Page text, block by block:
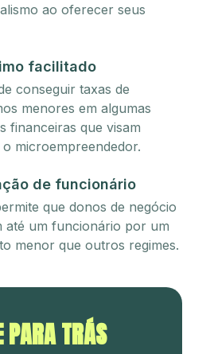
ao oferecer seus
facilitado
conseguir taxas de
menores em algumas
financeiras que visam
microempreendedor.
de funcionário
que donos de negócio
até um funcionário por um
menor que outros regimes.
PARA TRÁS